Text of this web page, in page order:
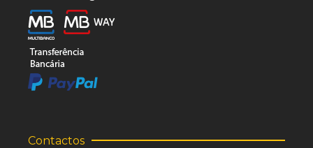
Contactos